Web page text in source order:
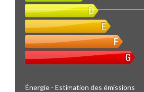
Énergie - Estimation des émissions